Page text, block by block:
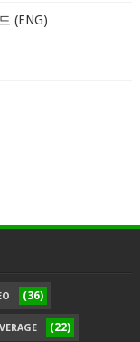
(ENG)
(36)
(22)